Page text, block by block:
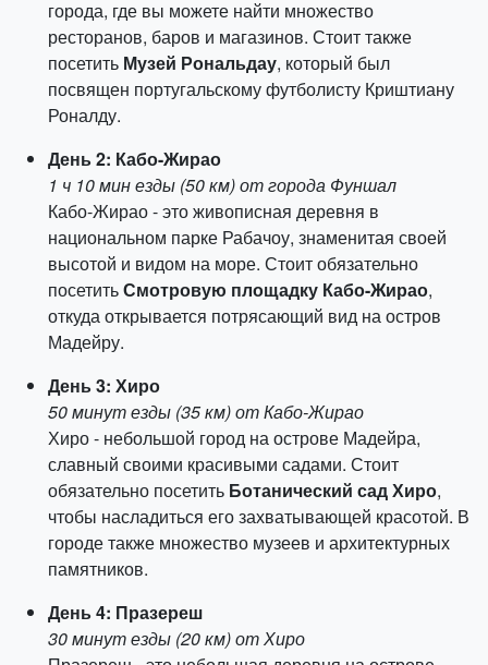
города, где вы можете найти множество
ресторанов, баров и магазинов. Стоит также
посетить Музей Рональдау, который был
посвящен португальскому футболисту Криштиану
Роналду.
День 2: Кабо-Жирао
1 ч 10 мин езды (50 км) от города Фуншал
Кабо-Жирао - это живописная деревня в
национальном парке Рабачоу, знаменитая своей
высотой и видом на море. Стоит обязательно
посетитьСмотровую площадку Кабо-Жирао,
откуда открывается потрясающий вид на остров
Мадейру.
День 3: Хиро
50 минут езды (35 км) от Кабо-Жирао
Хиро - небольшой город на острове Мадейра,
славный своими красивыми садами. Стоит
обязательно посетить Ботанический сад Хиро,
чтобы насладиться его захватывающей красотой. В
городе также множество музеев и архитектурных
памятников.
День 4: Празереш
30 минут езды (20 км) от Хиро